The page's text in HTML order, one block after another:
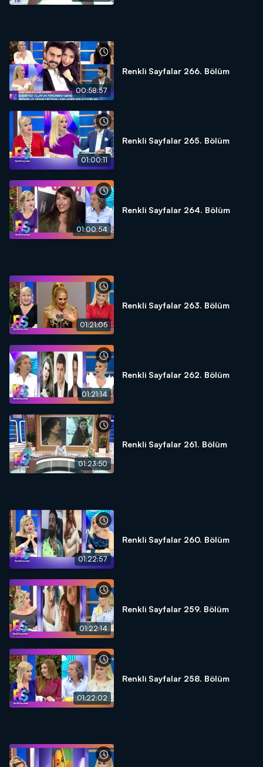
00:58:57
Renkli Sayfalar 266. Bölüm
01:00:11
Renkli Sayfalar 265. Bölüm
01:00:54
Renkli Sayfalar 264. Bölüm
01:21:05
Renkli Sayfalar 263. Bölüm
01:21:14
Renkli Sayfalar 262. Bölüm
01:23:50
Renkli Sayfalar 261. Bölüm
01:22:57
Renkli Sayfalar 260. Bölüm
01:22:14
Renkli Sayfalar 259. Bölüm
01:22:02
Renkli Sayfalar 258. Bölüm